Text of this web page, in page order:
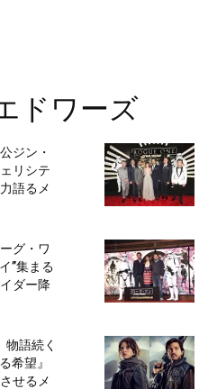
ドワーズ
ジン・
リシテ
語るメ
グ・ワ
”集まる
ダー降
物語続く
希望』
せるメ